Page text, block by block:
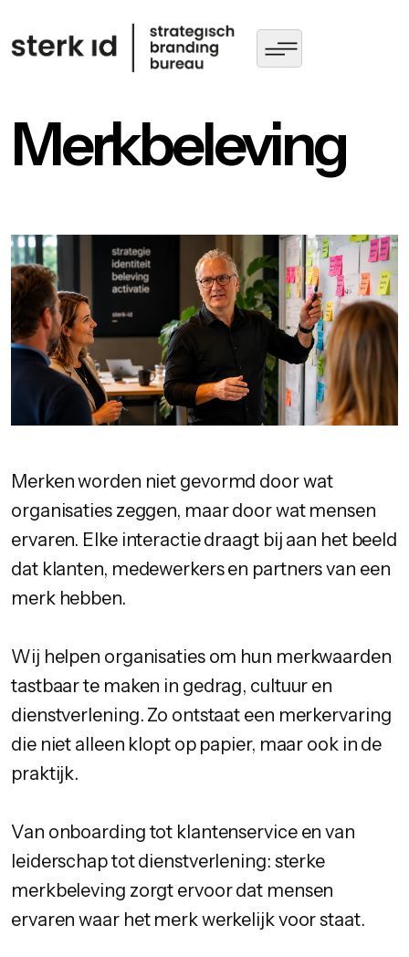
Merkbeleving
Merken worden niet gevormd door wat
organisaties zeggen, maar door wat mensen
ervaren. Elke interactie draagt bij aan het beeld
dat klanten, medewerkers en partners van een
merk hebben.
Wij helpen organisaties om hun merkwaarden
tastbaar te maken in gedrag, cultuur en
dienstverlening. Zo ontstaat een merkervaring
die niet alleen klopt op papier, maar ook in de
praktijk.
Van onboarding tot klantenservice en van
leiderschap tot dienstverlening: sterke
merkbeleving zorgt ervoor dat mensen
ervaren waar het merk werkelijk voor staat.